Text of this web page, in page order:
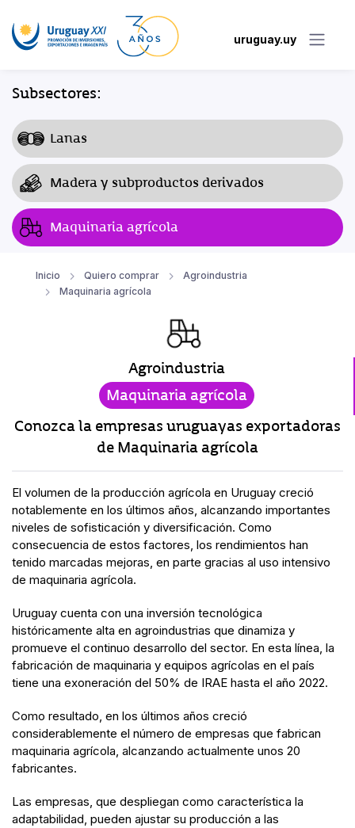
uruguay.uy
Subsectores:
Lanas
Madera y subproductos derivados
Maquinaria agrícola
Inicio Quiero comprar
Agroindustria
Maquinaria agrícola
Agroindustria
Maquinaria agrícola
Conozca la empresas uruguayas exportadoras
de Maquinaria agrícola
El volumen de la producción agrícola en Uruguay creció
notablemente en los últimos años, alcanzando importantes
niveles de sofisticación y diversificación. Como
consecuencia de estos factores, los rendimientos han
tenido marcadas mejoras, en parte gracias al uso intensivo
de maquinaria agrícola.
Uruguay cuenta con una inversión tecnológica
históricamente alta en agroindustrias que dinamiza y
promueve el continuo desarrollo del sector. En esta línea, la
fabricación de maquinaria y equipos agrícolas en el país
tiene una exoneración del 50% de IRAE hasta el año 2022.
Como resultado, en los últimos años creció
considerablemente el número de empresas que fabrican
maquinaria agrícola, alcanzando actualmente unos 20
fabricantes.
Las empresas, que despliegan como característica la
adaptabilidad, pueden ajustar su producción a las